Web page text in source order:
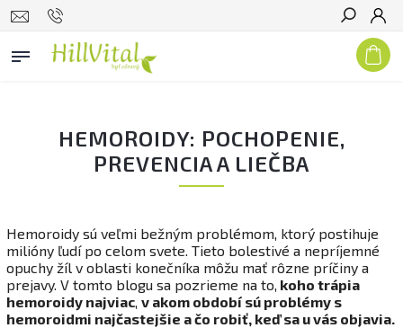
Hľadať
HEMOROIDY: POCHOPENIE,
PREVENCIA A LIEČBA
Hemoroidy sú veľmi bežným problémom, ktorý postihuje
milióny ľudí po celom svete. Tieto bolestivé a nepríjemné
opuchy žíl v oblasti konečníka môžu mať rôzne príčiny a
prejavy. V tomto blogu sa pozrieme na to, koho trápia
hemoroidy najviac, v akom období sú problémy s
hemoroidmi najčastejšie a čo robiť, keď sa u vás objavia.